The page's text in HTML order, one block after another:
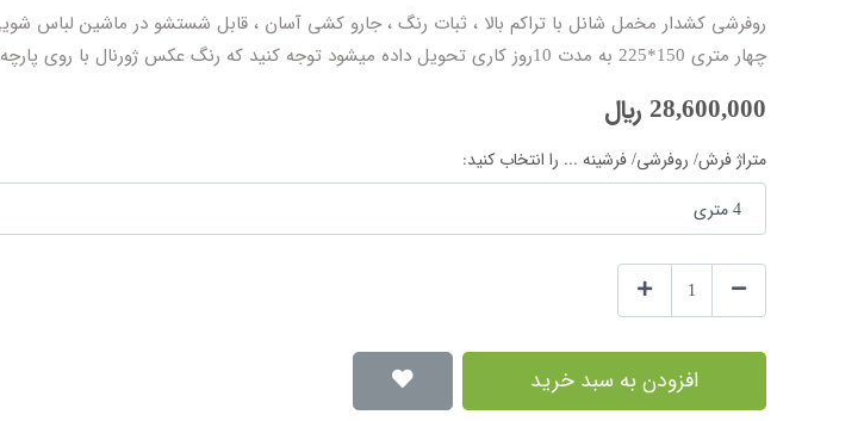
چهار متری 150*225 به مدت 10روز کاری تحویل داده میشود توجه کنید که رنگ عکس ژورنال با روی پارچه چند درصد تفاوت وجود دارد
28,600,000 ﷼
متراژ فرش/ روفرشی/ فرشینه ... را انتخاب کنید:
افزودن به سبد خرید